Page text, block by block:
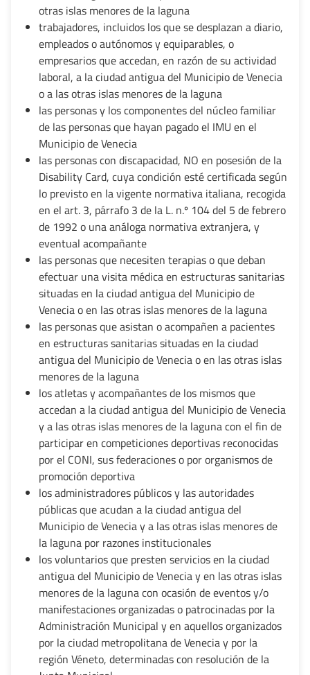
otras islas menores de la laguna
trabajadores, incluidos los que se desplazan a diario,
empleados o autónomos y equiparables, o
empresarios que accedan, en razón de su actividad
laboral, a la ciudad antigua del Municipio de Venecia
o a las otras islas menores de la laguna
las personas y los componentes del núcleo familiar
de las personas que hayan pagado el IMU en el
Municipio de Venecia
las personas con discapacidad, NO en posesión de la
Disability Card, cuya condición esté certificada según
lo previsto en la vigente normativa italiana, recogida
en el art. 3, párrafo 3 de la L. n.º 104 del 5 de febrero
de 1992 o una análoga normativa extranjera, y
eventual acompañante
las personas que necesiten terapias o que deban
efectuar una visita médica en estructuras sanitarias
situadas en la ciudad antigua del Municipio de
Venecia o en las otras islas menores de la laguna
las personas que asistan o acompañen a pacientes
en estructuras sanitarias situadas en la ciudad
antigua del Municipio de Venecia o en las otras islas
menores de la laguna
los atletas y acompañantes de los mismos que
accedan a la ciudad antigua del Municipio de Venecia
y a las otras islas menores de la laguna con el fin de
participar en competiciones deportivas reconocidas
por el CONI, sus federaciones o por organismos de
promoción deportiva
los administradores públicos y las autoridades
públicas que acudan a la ciudad antigua del
Municipio de Venecia y a las otras islas menores de
la laguna por razones institucionales
los voluntarios que presten servicios en la ciudad
antigua del Municipio de Venecia y en las otras islas
menores de la laguna con ocasión de eventos y/o
manifestaciones organizadas o patrocinadas por la
Administración Municipal y en aquellos organizados
por la ciudad metropolitana de Venecia y por la
región Véneto, determinadas con resolución de la